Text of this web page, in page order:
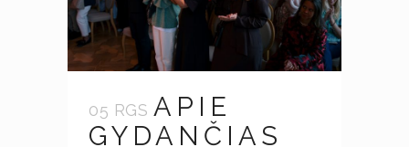
05 RGS APIE
GYDANČIAS